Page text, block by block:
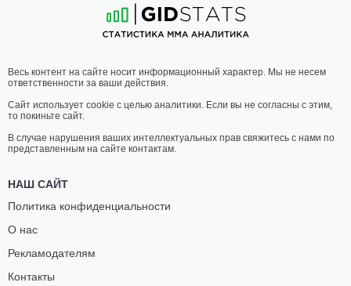
СИЛВА
15- 9- 2 1 НЗ
02:00 МСК•
НАИЛЕГЧАЙШИЙ ВЕС 56.7 КГ
ЧАЙРЕЗ
Весь контент на сайте носит информационный характер. Мы не несем
ответственности за ваши действия.
Сайт использует cookie с целью аналитики. Если вы не согласны с этим,
то покиньте сайт.
В случае нарушения ваших интеллектуальных прав свяжитесь с нами по
представленным на сайте контактам.
НАШ САЙТ
Политика конфиденциальности
О нас
Рекламодателям
Контакты